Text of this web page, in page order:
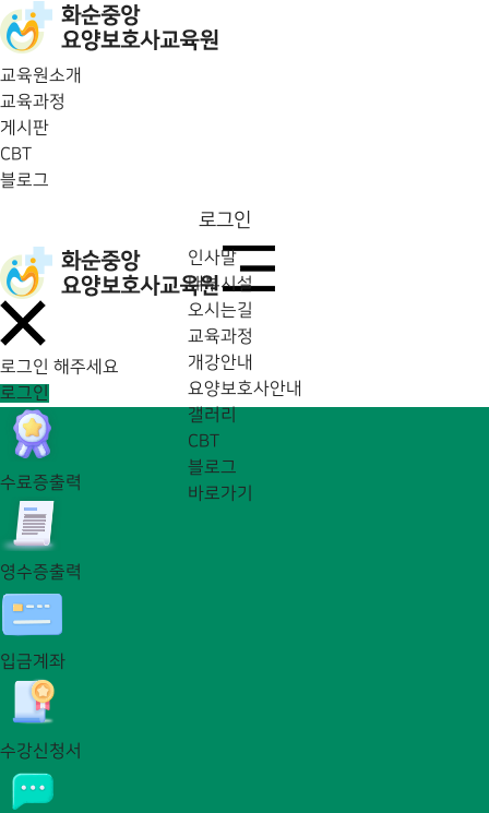
교육원소개
교육과정
게시판
CBT
블로그
로그인
인사말
내부시설
오시는길
교육과정
개강안내
요양보호사안내
갤러리
CBT
블로그
바로가기
로그인 해주세요
로그인
수료증출력
영수증출력
입금계좌
수강신청서